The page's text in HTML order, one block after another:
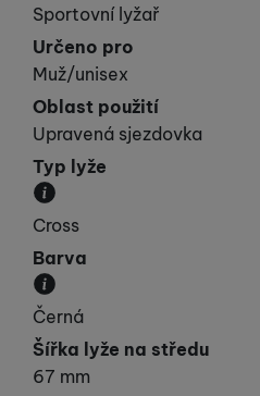
Udává vaší „výkonnost“.
Sportovní lyžař
Určeno pro
Muž/unisex
Oblast použití
Upravená sjezdovka
Typ lyže
Kategorie, do které lyže
Cross
Barva
Převládající barva
Černá
Šířka lyže na středu
67 mm